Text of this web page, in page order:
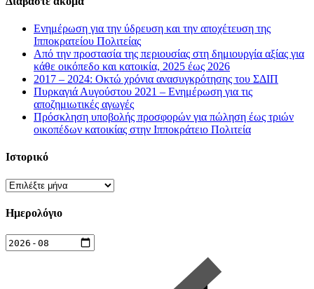
Ενημέρωση για την ύδρευση και την αποχέτευση της
Ιπποκρατείου Πολιτείας
Από την προστασία της περιουσίας στη δημιουργία αξίας για
κάθε οικόπεδο και κατοικία, 2025 έως 2026
2017 – 2024: Οκτώ χρόνια ανασυγκρότησης του ΣΔΙΠ
Πυρκαγιά Αυγούστου 2021 – Ενημέρωση για τις
αποζημιωτικές αγωγές
Πρόσκληση υποβολής προσφορών για πώληση έως τριών
οικοπέδων κατοικίας στην Ιπποκράτειο Πολιτεία
Ιστορικό
Ιστορικό
Ημερολόγιο